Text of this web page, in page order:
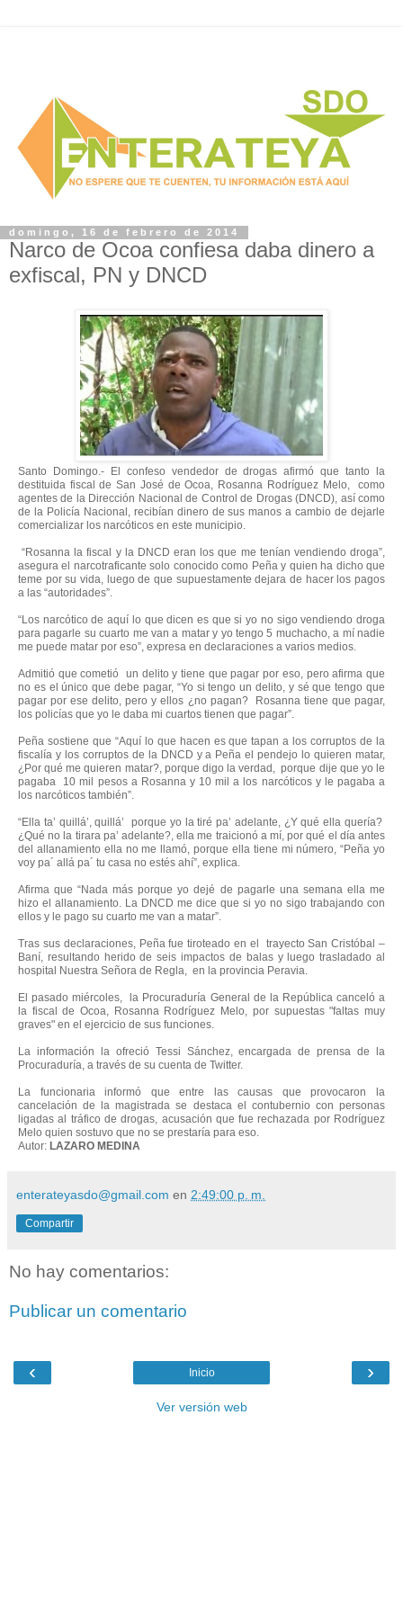
domingo, 16 de febrero de 2014
Narco de Ocoa confiesa daba dinero a
exfiscal, PN y DNCD
Santo Domingo.- El confeso vendedor de drogas afirmó que tanto la
destituida fiscal de San José de Ocoa, Rosanna Rodríguez Melo, como
agentes de la Dirección Nacional de Control de Drogas (DNCD), así como
de la Policía Nacional, recibían dinero de sus manos a cambio de dejarle
comercializar los narcóticos en este municipio.
“Rosanna la fiscal y la DNCD eran los que me tenían vendiendo droga”,
asegura el narcotraficante solo conocido como Peña y quien ha dicho que
teme por su vida, luego de que supuestamente dejara de hacer los pagos
a las “autoridades”.
“Los narcótico de aquí lo que dicen es que si yo no sigo vendiendo droga
para pagarle su cuarto me van a matar y yo tengo 5 muchacho, a mí nadie
me puede matar por eso”, expresa en declaraciones a varios medios.
Admitió que cometió un delito y tiene que pagar por eso, pero afirma que
no es el único que debe pagar, “Yo si tengo un delito, y sé que tengo que
pagar por ese delito, pero y ellos ¿no pagan? Rosanna tiene que pagar,
los policías que yo le daba mi cuartos tienen que pagar”.
Peña sostiene que “Aquí lo que hacen es que tapan a los corruptos de la
fiscalía y los corruptos de la DNCD y a Peña el pendejo lo quieren matar,
¿Por qué me quieren matar?, porque digo la verdad, porque dije que yo le
pagaba 10 mil pesos a Rosanna y 10 mil a los narcóticos y le pagaba a
los narcóticos también”.
“Ella ta’ quillá’, quillá’ porque yo la tiré pa’ adelante, ¿Y qué ella quería?
¿Qué no la tirara pa’ adelante?, ella me traicionó a mí, por qué el día antes
del allanamiento ella no me llamó, porque ella tiene mi número, “Peña yo
voy pa´ allá pa´ tu casa no estés ahí”, explica.
Afirma que “Nada más porque yo dejé de pagarle una semana ella me
hizo el allanamiento. La DNCD me dice que si yo no sigo trabajando con
ellos y le pago su cuarto me van a matar”.
Tras sus declaraciones, Peña fue tiroteado en el trayecto San Cristóbal –
Baní, resultando herido de seis impactos de balas y luego trasladado al
hospital Nuestra Señora de Regla, en la provincia Peravia.
El pasado miércoles, la Procuraduría General de la República canceló a
la fiscal de Ocoa, Rosanna Rodríguez Melo, por supuestas "faltas muy
graves" en el ejercicio de sus funciones.
La información la ofreció Tessi Sánchez, encargada de prensa de la
Procuraduría, a través de su cuenta de Twitter.
La funcionaria informó que entre las causas que provocaron la
cancelación de la magistrada se destaca el contubernio con personas
ligadas al tráfico de drogas, acusación que fue rechazada por Rodríguez
Melo quien sostuvo que no se prestaría para eso.
Autor: LAZARO MEDINA
enterateyasdo@gmail.com en 2:49:00 p. m.
Compartir
No hay comentarios:
Publicar un comentario
‹ ›
Inicio
Ver versión web